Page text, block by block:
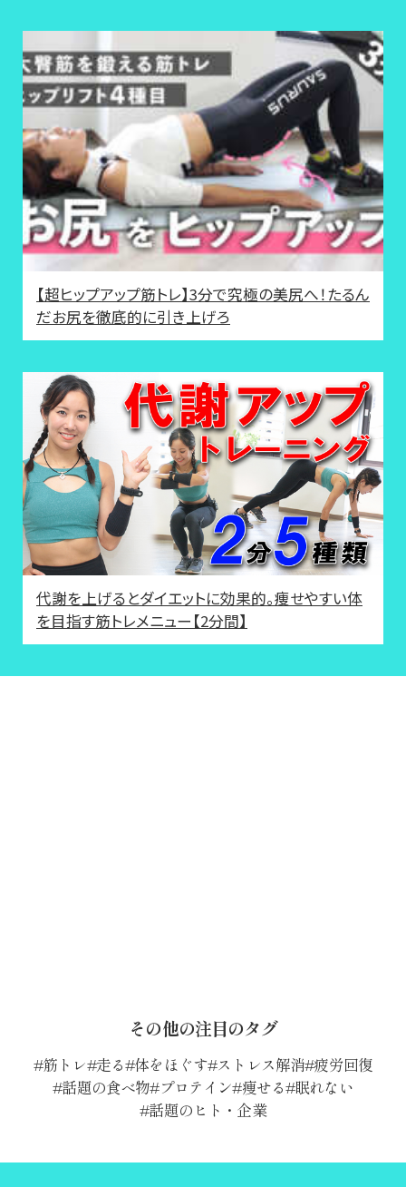
【超ヒップアップ筋トレ】3分で究極の美尻へ！たるん
だお尻を徹底的に引き上げろ
代謝を上げるとダイエットに効果的。痩せやすい体
を目指す筋トレメニュー【2分間】
その他の注目のタグ
筋トレ 走る 体をほぐす ストレス解消 疲労回復
話題の食べ物 プロテイン 痩せる 眠れない
話題のヒト・企業